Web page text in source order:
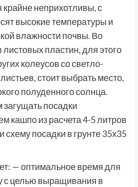
крайне неприхотливы, с
высокие температуры и
влажности почвы. Во
пластин, для этого
колеусов со светло-
стоит выбрать место,
полуденного солнца.
посадки
кашпо из расчета 4-5 литров
схему посадки в грунте 35х35
— оптимальное время для
с целью выращивания в